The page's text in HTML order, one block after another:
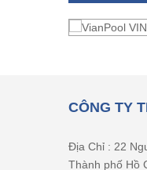
CÔNG TY
Địa Chỉ : 22
Thành phố Hồ